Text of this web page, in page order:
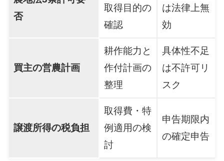
否
取得目的の
確認
は法律上無
効
買主の営農計画
耕作能力と
作付計画の
整理
具体性不足
は不許可リ
スク
譲渡所得の税負担
取得費・特
例適用の検
討
申告期限内
の確定申告